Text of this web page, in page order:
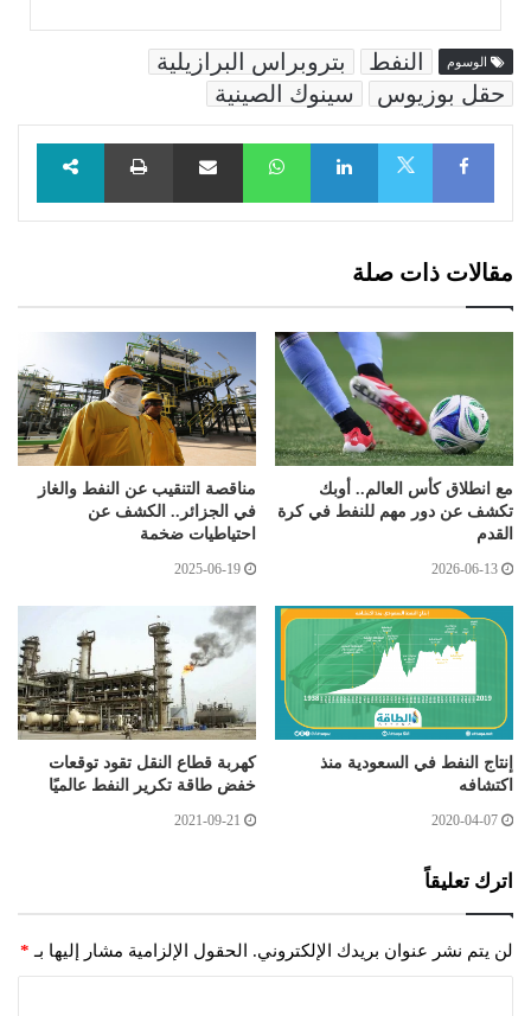
الوسوم النفط
بتروبراس البرازيلية
حقل بوزيوس
سينوك الصينية
Facebook
LinkedIn
WhatsAppمشاركة عبر البريد طباعة
مقالات ذات صلة
مع انطلاق كأس العالم.. أوبك
تكشف عن دور مهم للنفط في كرة
القدم
2026-06-13
مناقصة التنقيب عن النفط والغاز
في الجزائر.. الكشف عن
احتياطيات ضخمة
2025-06-19
إنتاج النفط في السعودية منذ
اكتشافه
2020-04-07
كهربة قطاع النقل تقود توقعات
خفض طاقة تكرير النفط عالميًا
2021-09-21
اترك تعليقاً
لن يتم نشر عنوان بريدك الإلكتروني. الحقول الإلزامية مشار إليها بـ *